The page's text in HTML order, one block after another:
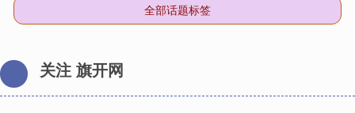
全部话题标签
关注 旗开网